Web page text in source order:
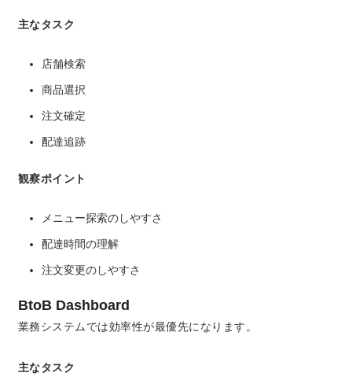
主なタスク
店舗検索
商品選択
注文確定
配達追跡
観察ポイント
メニュー探索のしやすさ
配達時間の理解
注文変更のしやすさ
BtoB Dashboard
業務システムでは効率性が最優先になります。
主なタスク